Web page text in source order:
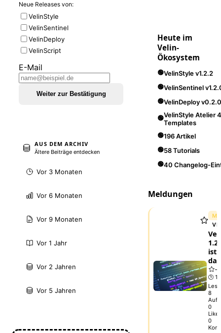
Neue Releases von:
VelinStyle
VelinSentinel
VelinDeploy
VelinScript
E-Mail
Weiter zur Bestätigung
AUS DEM ARCHIV
Ältere Beiträge entdecken
Vor 3 Monaten
Vor 6 Monaten
Vor 9 Monaten
Vor 1 Jahr
Vor 2 Jahren
Vor 5 Jahren
Heute im
Velin-
Ökosystem
🟢VelinStyle v1.2.2
🟢VelinSentinel
🟢VelinDeploy v0.2.0
🟢VelinStyle Atelier
Templates
🟢196 Artikel
🟢58 Tutorials
🟢40 Changelog-
Meldungen
ist
da
🕒 1
8
0
0